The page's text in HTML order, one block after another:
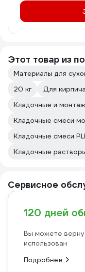
Этот товар из
Материалы для
20 кг
Для кирпича
Кладочные и
Кладочные смеси
Кладочные смеси
Кладочные
Сервисное
120 дней
Вы можете
использован
Подробнее